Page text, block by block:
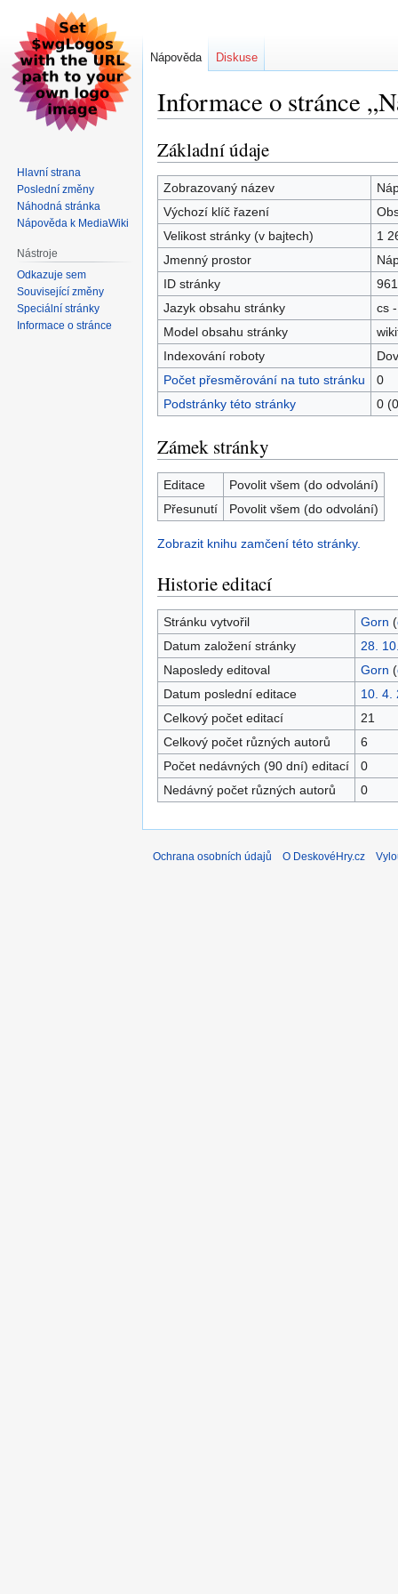
Informace o stránce
Skočit
na
navigaci
Skočit
na
vyhledávání
Základní údaje
Zobrazovaný název
Výchozí klíč řazení
Velikost stránky (v bajtech)
1
Jmenný prostor
ID stránky
961
Jazyk obsahu stránky
cs
Model obsahu stránky
Indexování roboty
Počet přesměrování na tuto stránku
0
Podstránky této stránky
0
Zámek stránky
Editace
Povolit všem (do odvolání)
Přesunutí
Povolit všem (do odvolání)
Zobrazit knihu zamčení této stránky.
Historie editací
Stránku vytvořil Gorn (
Datum založení stránky
28.
Naposledy editoval
Gorn (
Datum poslední editace
10. 4.
Celkový počet editací
21
Celkový počet různých autorů
6
Počet nedávných (90 dní) editací
0
Nedávný počet různých autorů
0
Nápověda Diskuse
Hlavní strana
Poslední změny
Náhodná stránka
Nápověda k MediaWiki
Nástroje
Odkazuje sem
Související změny
Speciální stránky
Informace o stránce
Ochrana osobních údajů O DeskovéHry.cz